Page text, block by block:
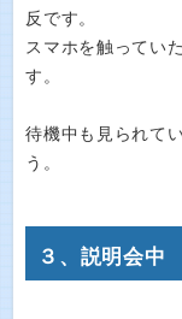
反です。
スマホを触ってい
す。
待機中も見られて
う。
３、説明会中